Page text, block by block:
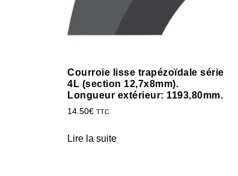
Courroie lisse trapézoïdale série
4L (section 12,7x8mm).
Longueur extérieur: 1193,80mm.
14.50€ TTC
Lire la suite